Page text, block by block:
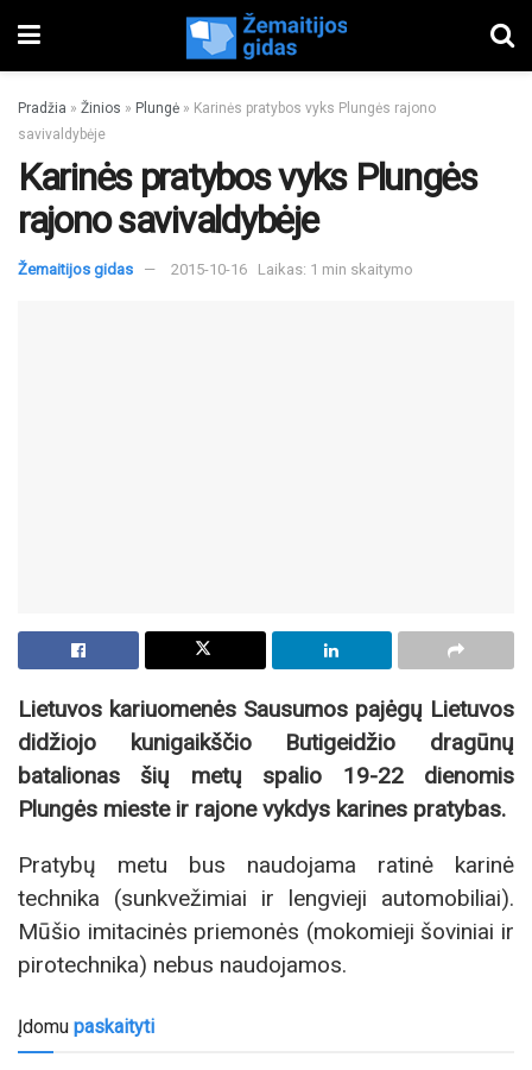
Pradžia » Žinios » Plungė » Karinės pratybos vyks Plungės rajono
savivaldybėje
Karinės pratybos vyks Plungės
rajono savivaldybėje
Žemaitijos gidas 2015-10-16 Laikas: 1 min skaitymo
Lietuvos kariuomenės Sausumos pajėgų Lietuvos
didžiojo kunigaikščio Butigeidžio dragūnų
batalionas šių metų spalio 19-22 dienomis
Plungės mieste ir rajone vykdys karines pratybas.
Pratybų metu bus naudojama ratinė karinė
technika (sunkvežimiai ir lengvieji automobiliai).
Mūšio imitacinės priemonės (mokomieji šoviniai ir
pirotechnika) nebus naudojamos.
Įdomu paskaityti